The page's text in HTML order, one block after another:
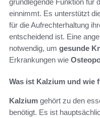
einnimmt. Es unterstützt
für die Aufrechterhaltung
entscheidend ist. Eine
notwendig, um gesunde
Erkrankungen wie
Was ist Kalzium und wie
Kalzium gehört zu den
benötigt. Es ist